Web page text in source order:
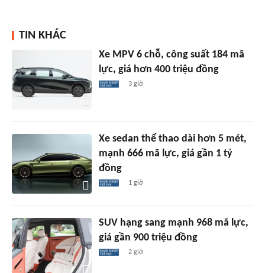
TIN KHÁC
Xe MPV 6 chỗ, công suất 184 mã
lực, giá hơn 400 triệu đồng
3 giờ
Xe sedan thể thao dài hơn 5 mét,
mạnh 666 mã lực, giá gần 1 tỷ
đồng
1 giờ
SUV hạng sang mạnh 968 mã lực,
giá gần 900 triệu đồng
2 giờ